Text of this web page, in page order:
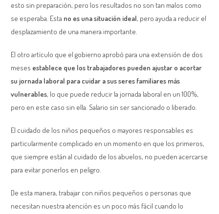
esto sin preparación, pero los resultados no son tan malos como
se esperaba. Esta no es una situación ideal, pero ayuda a reducir el
desplazamiento de una manera importante.
El otro artículo que el gobierno aprobó para una extensión de dos
meses establece que los trabajadores pueden ajustar o acortar
su jornada laboral para cuidar a sus seres familiares más
vulnerables, lo que puede reducir la jornada laboral en un 100%,
pero en este caso sin ella. Salario sin ser sancionado o liberado.
El cuidado de los niños pequeños o mayores responsables es
particularmente complicado en un momento en que los primeros,
que siempre están al cuidado de los abuelos, no pueden acercarse
para evitar ponerlos en peligro.
De esta manera, trabajar con niños pequeños o personas que
necesitan nuestra atención es un poco más fácil cuando lo